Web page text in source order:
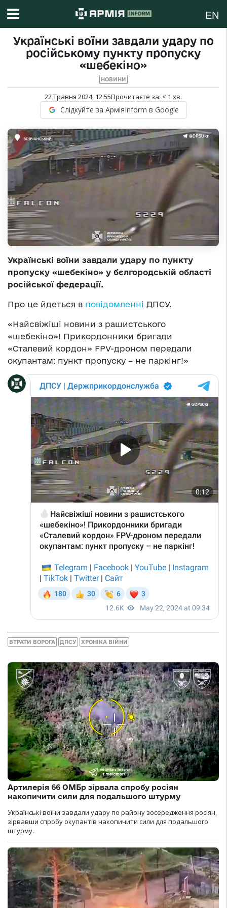
EN
Українські воїни завдали удару по
російському пункту пропуску
«шебекіно»
НОВИНИ
22 Травня 2024, 12:55Прочитаєте за: < 1 хв.
Слідкуйте за АрміяInform в Google
Українські воїни завдали удару по пункту
пропуску «шебекіно» у бєлгородській області
російської федерації.
Про це йдеться в повідомленні ДПСУ.
«Найсвіжіші новини з рашистського
«шебекіно»! Прикордонники бригади
«Сталевий кордон» FPV-дроном передали
окупантам: пункт пропуску – не паркінг!»
ВТРАТИ ВОРОГА ДПСУ ХРОНІКА ВІЙНИ
Артилерія 66 ОМБр зірвала спробу росіян
накопичити сили для подальшого штурму
Українські воїни завдали удару по району зосередження росіян,
зірвавши спробу окупантів накопичити сили для подальшого
штурму.